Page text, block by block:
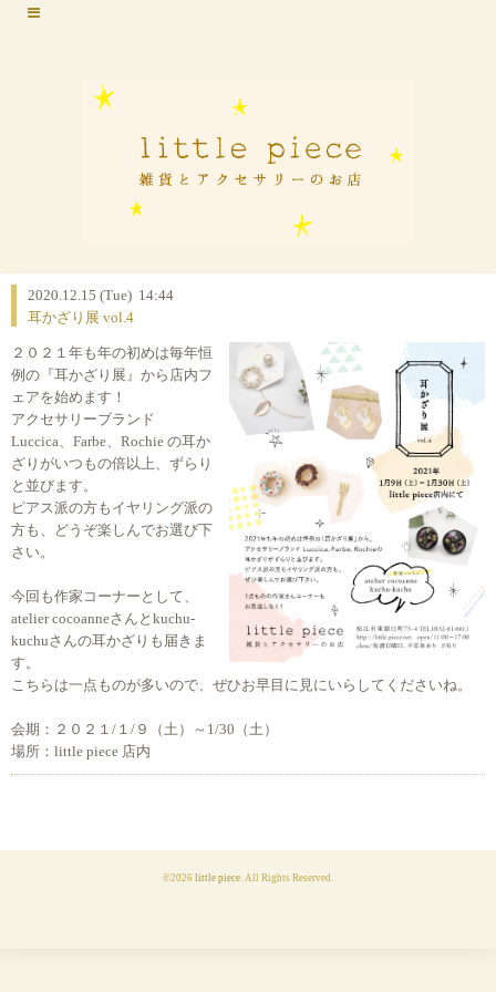
2020.12.15 (Tue) 14:44
耳かざり展 vol.4
２０２１年も年の初めは毎年恒
例の『耳かざり展』から店内フ
ェアを始めます！
アクセサリーブランド
Luccica、Farbe、Rochie の耳か
ざりがいつもの倍以上、ずらり
と並びます。
ピアス派の方もイヤリング派の
方も、どうぞ楽しんでお選び下
さい。
今回も作家コーナーとして、
atelier cocoanneさんとkuchu-
kuchuさんの耳かざりも届きま
す。
こちらは一点ものが多いので、ぜひお早目に見にいらしてくださいね。
会期：２０２１/１/９（土）～1/30（土）
場所：little piece 店内
©2026 little piece . All Rights Reserved.